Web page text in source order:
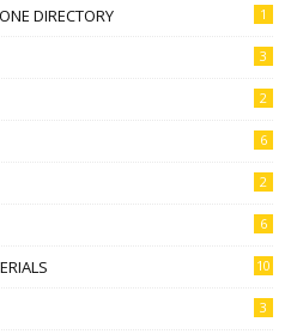
DIRECTORY 1
3
2
6
2
6
10
3